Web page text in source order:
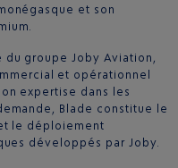
et son
groupe Joby Aviation,
et opérationnel
expertise dans les
Blade constitue le
le déploiement
développés par Joby.